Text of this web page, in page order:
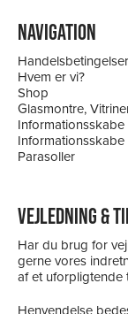
NAVIGATION
Handelsbetingelser
Hvem er vi?
Shop
Glasmontre,
Parasoller
VEJLEDNING &
Har du brug for
gerne vores
af et uforpligtende